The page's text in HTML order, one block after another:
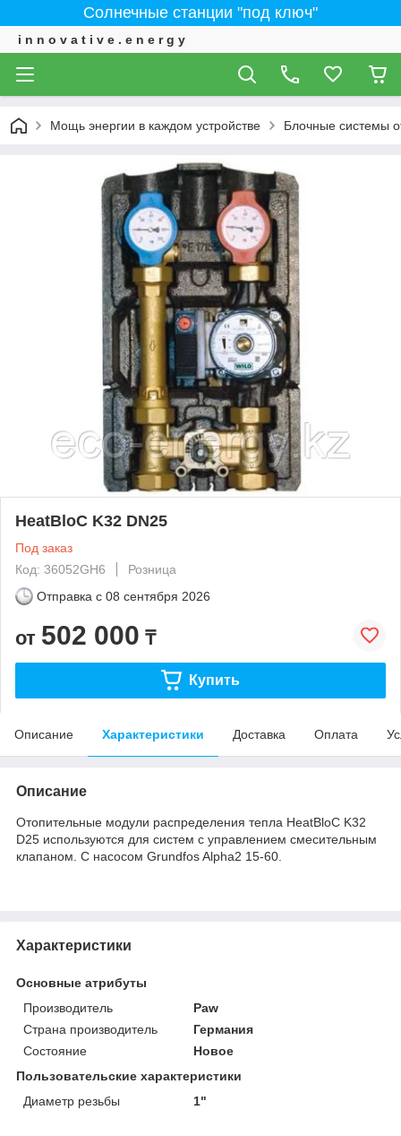
Солнечные станции "под ключ"
i n n o v a t i v e . e n e r g y
Мощь энергии в каждом устройстве Блочные системы
HeatBloC K32 DN25
Под заказ
Код: 36052GH6
Розница
Отправка с 08 сентября 2026
от 502 000 ₸
Купить
Описание Характеристики Доставка Оплата
Описание
Отопительные модули распределения тепла HeatBloC K32
D25 используются для систем с управлением смесительным
клапаном. С насосом Grundfos Alpha2 15-60.
Характеристики
Основные атрибуты
Производитель
Paw
Страна производитель
Германия
Состояние
Новое
Пользовательские характеристики
Диаметр резьбы
1"